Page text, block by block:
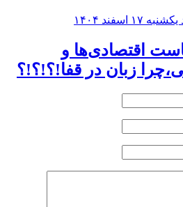
اقتصادی‌ها و
زبان در قفا!؟!؟!؟